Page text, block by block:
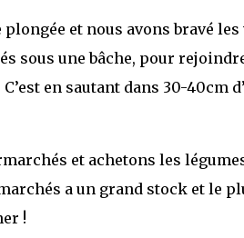
et nous avons bravé les
sous une bâche, pour
en sautant dans 30-40cm
et achetons les
a un grand stock et le
!